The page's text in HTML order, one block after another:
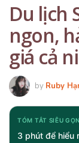
Du lịch
ngon,
giá cả
by Ruby
TÓM TẮT SIÊU GỌN
3 phút để hiểu